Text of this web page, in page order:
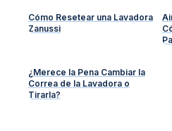
Cómo Resetear una Lavadora
Zanussi
¿Merece la Pena Cambiar la
Correa de la Lavadora o
Tirarla?